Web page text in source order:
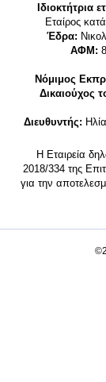
Ιδιοκτήτρια
Εταίρος
Έδρα:
ΑΦΜ:
Νόμιμος
Δικαιούχος
Διευθυντής:
Η Εταιρεία
2018/334 της
για την